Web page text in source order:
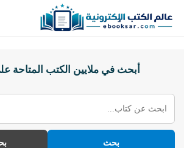
أبحث في ملايين الكتب المتاحة
بحث